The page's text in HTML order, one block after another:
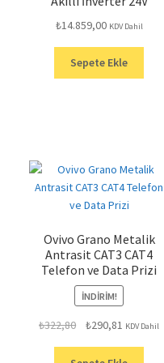
₺14.859,00 KDV Dahil
Sepete Ekle
Ovivo Grano Metalik
Antrasit CAT3 CAT4
Telefon ve Data Prizi
İNDIRIM!
₺322,80
Orijinal
₺322,80.
₺290,81 Şu
fiyat:
KDV Dahil